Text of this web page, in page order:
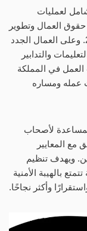
لعمليات
العمال وتطوير
بيئة عمل محفزة تتناسب مع رؤية المملكة 2030. وعلى العمال الجدد
والتدابير
العمل في المملكة
عمله ومساره
لأصحاب
مع المعايير
ويهدف تنظيم
بالهيبة الأمنية
وأكثر نجاحًا.